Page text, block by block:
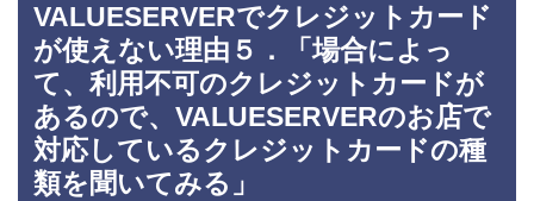
VALUESERVERでクレジットカード
が使えない理由５．「場合によっ
て、利用不可のクレジットカードが
あるので、VALUESERVERのお店で
対応しているクレジットカードの種
類を聞いてみる」